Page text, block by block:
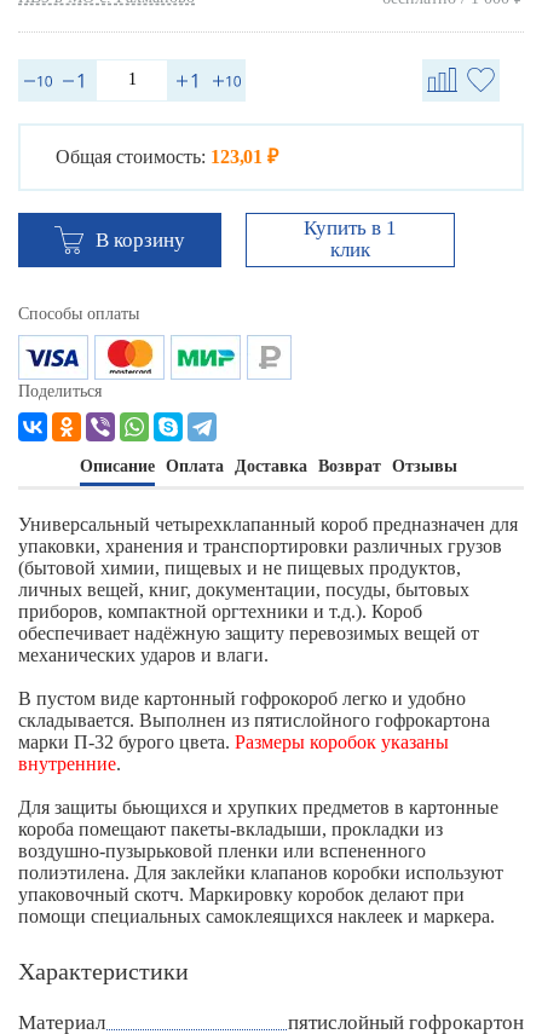
Общая стоимость: 123,01 ₽
В корзину
Купить в 1
клик
Способы оплаты
Поделиться
Описание Оплата Доставка Возврат Отзывы
Универсальный четырехклапанный короб предназначен для
упаковки, хранения и транспортировки различных грузов
(бытовой химии, пищевых и не пищевых продуктов,
личных вещей, книг, документации, посуды, бытовых
приборов, компактной оргтехники и т.д.). Короб
обеспечивает надёжную защиту перевозимых вещей от
механических ударов и влаги.
В пустом виде картонный гофрокороб легко и удобно
складывается. Выполнен из пятислойного гофрокартона
марки П-32 бурого цвета. Размеры коробок указаны
внутренние.
Для защиты бьющихся и хрупких предметов в картонные
короба помещают пакеты-вкладыши, прокладки из
воздушно-пузырьковой пленки или вспененного
полиэтилена. Для заклейки клапанов коробки используют
упаковочный скотч. Маркировку коробок делают при
помощи специальных самоклеящихся наклеек и маркера.
Характеристики
Материал
пятислойный гофрокартон